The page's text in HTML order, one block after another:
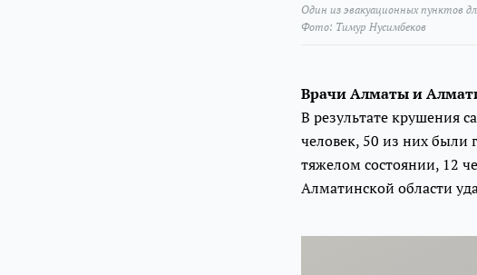
Один из эвакуационных пунктов
Фото: Тимур Нусимбеков
Врачи Алматы и
В результате крушения
человек, 50 из них были
тяжелом состоянии, 12
Алматинской области